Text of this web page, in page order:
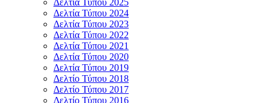
Δελτία Τύπου 2024
Δελτία Τύπου 2023
Δελτία Τύπου 2022
Δελτία Τύπου 2021
Δελτία Τύπου 2020
Δελτία Τύπου 2019
Δελτίο Τύπου 2018
Δελτίο Τύπου 2017
Δελτίο Τύπου 2016